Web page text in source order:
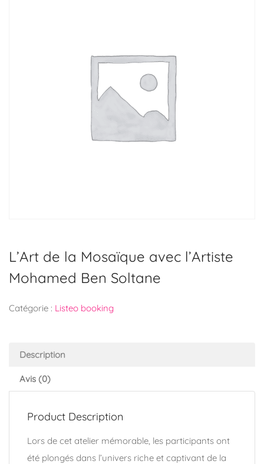
L’Art de la Mosaïque avec l’Artiste
Mohamed Ben Soltane
Catégorie : Listeo booking
Description
Avis (0)
Product Description
Lors de cet atelier mémorable, les participants ont
été plongés dans l’univers riche et captivant de la